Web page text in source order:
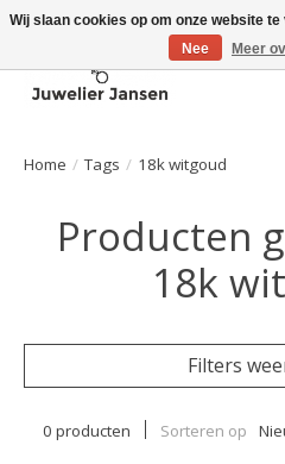
Home / Tags / 18k witgoud
Producten
18k
Filters
0 producten Sorteren op
Wij slaan cookies op om onze website
Nee
Meer